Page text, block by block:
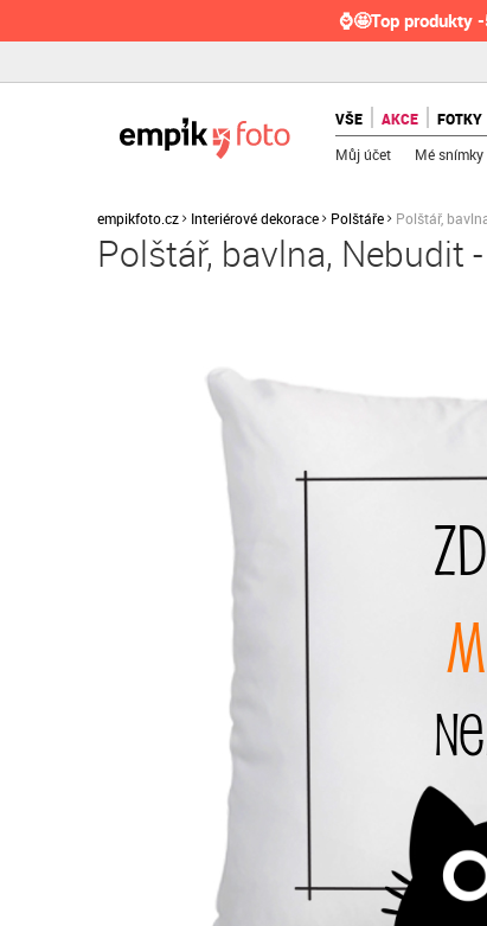
⌚🤩Top produkty
VŠE AKCE FOTKY
Můj účet Mé snímky
empikfoto.cz Interiérové dekorace Polštáře Polštář,
Polštář, bavlna, Nebudit